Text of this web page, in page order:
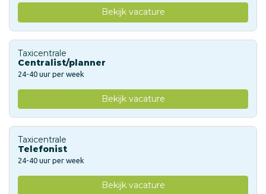
Bekijk vacature
Taxicentrale
Centralist/planner
24-40 uur per week
Bekijk vacature
Taxicentrale
Telefonist
24-40 uur per week
Bekijk vacature